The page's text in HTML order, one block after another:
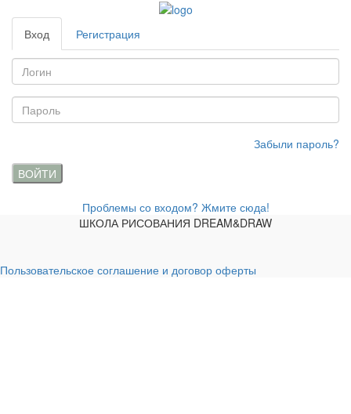
Вход Регистрация
Забыли пароль?
ВОЙТИ
Проблемы со входом? Жмите сюда!
ШКОЛА РИСОВАНИЯ DREAM&DRAW
Пользовательское соглашение и договор оферты